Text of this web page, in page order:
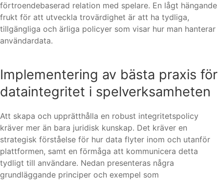
förtroendebaserad relation med spelare. En lågt hängande
frukt för att utveckla trovärdighet är att ha tydliga,
tillgängliga och ärliga policyer som visar hur man hanterar
användardata.
Implementering av bästa praxis för
dataintegritet i spelverksamheten
Att skapa och upprätthålla en robust integritetspolicy
kräver mer än bara juridisk kunskap. Det kräver en
strategisk förståelse för hur data flyter inom och utanför
plattformen, samt en förmåga att kommunicera detta
tydligt till användare. Nedan presenteras några
grundläggande principer och exempel som